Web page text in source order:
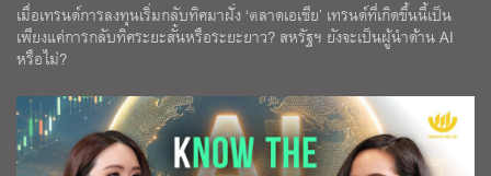
เมื่อเทรนด์การลงทุนเริ่มกลับทิศมาฝั่ง ‘ตลาดเอเชีย’ เทรนด์ที่เกิดขึ้นนี้เป็น
เพียงแค่การกลับทิศระยะสั้นหรือระยะยาว? สหรัฐฯ ยังจะเป็นผู้นำด้าน AI
หรือไม่?